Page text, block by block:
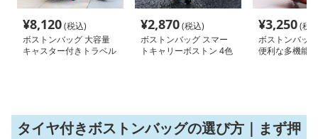
¥8,120(税込)
ボストンバッグ 大容量
キャスター付きトラベル
¥2,870(税込)
ボストンバッグ スマー
トキャリーボストン 4色
¥3,250(税
ボストンバッ
便利な多機能
タイヤ付きボストンバッグの選び方｜まず押